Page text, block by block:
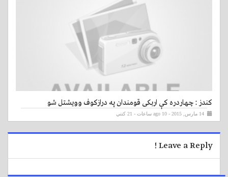
کندز : چهاردره کې اربکی قومندان په درازکوف وويشتل شو
14 مارس, 2015 - ago 10 ساعات - 21 کتني
Leave a Reply !